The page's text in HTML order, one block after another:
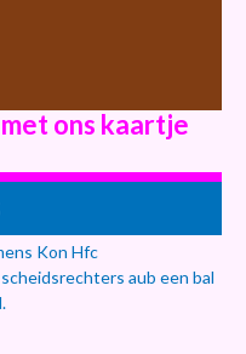
ons kaartje
Kon Hfc
aub een bal